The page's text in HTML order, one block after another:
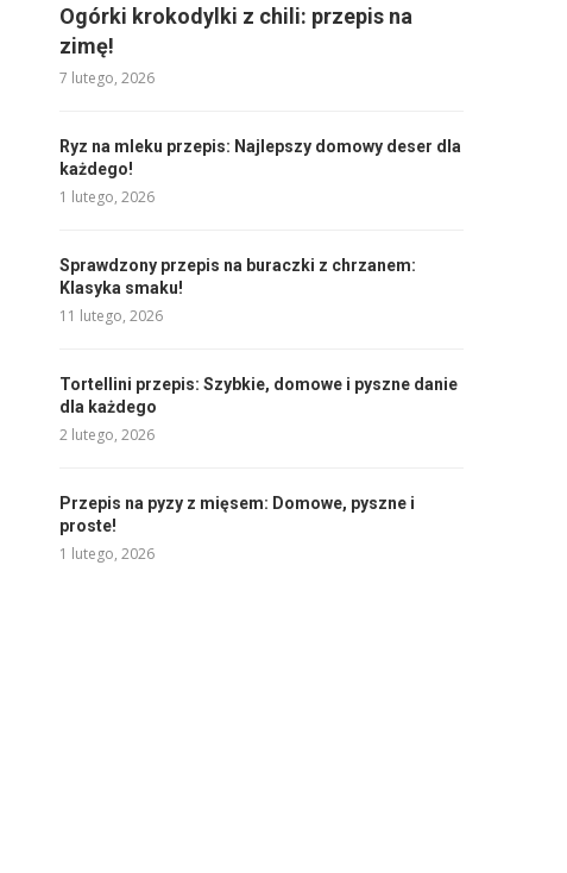
Ogórki krokodylki z chili: przepis na
zimę!
7 lutego, 2026
Ryz na mleku przepis: Najlepszy domowy deser dla
każdego!
1 lutego, 2026
Sprawdzony przepis na buraczki z chrzanem:
Klasyka smaku!
11 lutego, 2026
Tortellini przepis: Szybkie, domowe i pyszne danie
dla każdego
2 lutego, 2026
Przepis na pyzy z mięsem: Domowe, pyszne i
proste!
1 lutego, 2026